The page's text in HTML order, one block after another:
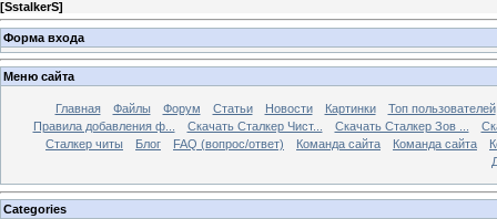
[SstalkerS]
Форма входа
Меню сайта
Главная Файлы Форум Статьи Новости Картинки
Топ пользователей
Правила добавления ф...
Скачать Сталкер Чист... Скачать Сталкер Зов ...
Сталкер читы
Блог FAQ (вопрос/ответ) Команда сайта Команда сайта
Categories